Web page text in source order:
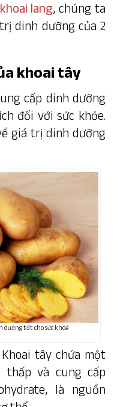
lang, chúng ta
dinh dưỡng của 2
khoai tây
cấp dinh dưỡng
đối với sức khỏe.
giá trị dinh dưỡng
dưỡng tốt cho sức khoẻ
Khoai tây chứa một
thấp và cung cấp
là nguồn